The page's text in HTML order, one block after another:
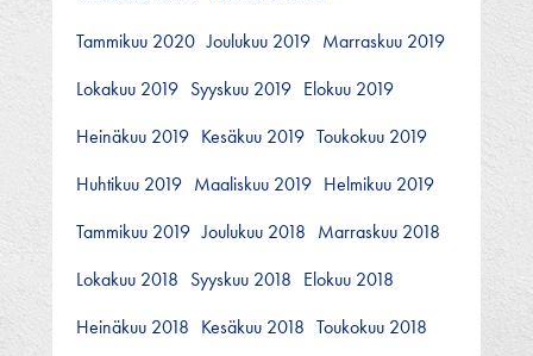
Tammikuu 2020 Joulukuu 2019 Marraskuu 2019
Lokakuu 2019 Syyskuu 2019 Elokuu 2019
Heinäkuu 2019 Kesäkuu 2019 Toukokuu 2019
Huhtikuu 2019 Maaliskuu 2019 Helmikuu 2019
Tammikuu 2019 Joulukuu 2018 Marraskuu 2018
Lokakuu 2018 Syyskuu 2018 Elokuu 2018
Heinäkuu 2018 Kesäkuu 2018 Toukokuu 2018